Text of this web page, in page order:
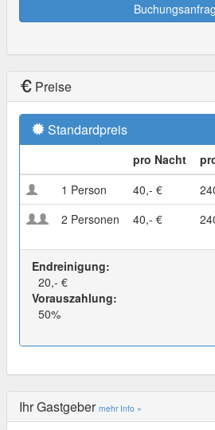
Preise
Standardpreis
pro Nacht
1 Person
40,- €
2 Personen
40,- €
Endreinigung:
20,- €
Vorauszahlung:
50%
Ihr Gastgeber mehr Info »